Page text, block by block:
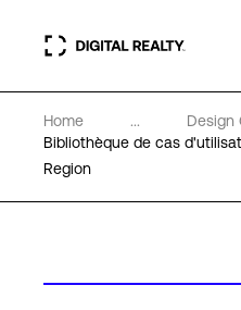
Data Centers
PlatformDIGITAL®
Home ...
Design
Bibliothèque de cas
Region